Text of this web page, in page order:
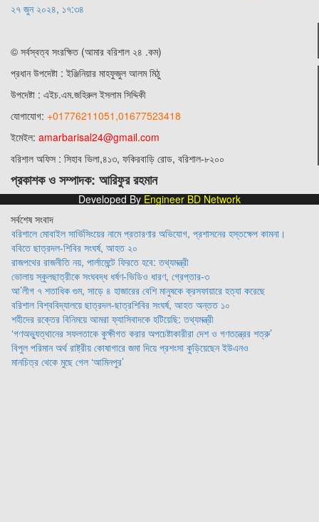
২৭ জুন ২০২৪, ১৭:৩৪
© সর্বস্বত্ব সংরক্ষিত (আমার বরিশাল ২৪ .কম)
প্রধান ‍উপদেষ্টা : ‍ইঞ্জিনিয়ার মাহফুজুল আলম মিঠু
উপদেষ্টা : এইচ.এম.জহিরুল ইসলাম সিদ্দিকী
যোগাযোগ: +01776211051,01677523418
ইমেইল: amarbarisal24@gmail.com
বরিশাল অফিস : সিহাব ভিলা,৪১৩, ফকিরবাড়ি রোড, বরিশাল-৮২০০
প্রকাশক ও সম্পাদক: আরিফুর রহমান
Developed ByEngineer BD Network
সর্বশেষ সংবাদ
বরিশালে মোবাইল সার্ভিসিংয়ের নামে প্রতারণার অভিযোগ, প্রশাসনের হস্তক্ষেপ কামনা।
ববিতে ছাত্রদল-শিবির সংঘর্ষ, আহত ২০
রাজপথের রাজনীতি নয়, পার্লামেন্টে ফিরতে হবে: তথ্যমন্ত্রী
ভোলায় স্কুলছাত্রীকে সংঘবদ্ধ ধর্ষণ-ভিডিও ধারণ, গ্রেপ্তার-৩
আ’লীগ ৭ শতাধিক গুম, সাড়ে ৪ হাজারের বেশি মানুষকে ক্রসফায়ারে হত্যা করেছে
বরিশাল বিশ্ববিদ্যালয়ে ছাত্রদল-ছাত্রশিবির সংঘর্ষ, আহত অন্তত ১০
শহীদের রক্তের বিনিময়ে আমরা ফ্যাসিবাদকে হটিয়েছি: তথ্যমন্ত্রী
‘গণঅভ্যুত্থানের সফলতাকে কুক্ষীগত করার অপচেষ্টাকারীরা দেশ ও গণতন্ত্রের শত্রু’
বিপুল পরিমান অর্থ রাষ্ট্রীয় কোষাগারে জমা দিয়ে প্রশংসা কুড়িয়েছেন ইউএনও
মানচিত্র থেকে মুছে গেল ‘আমিনপুর’